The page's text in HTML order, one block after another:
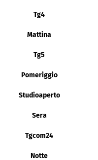
Tg4
Mattina
Tg5
Pomeriggio
Studioaperto
Sera
Tgcom24
Notte